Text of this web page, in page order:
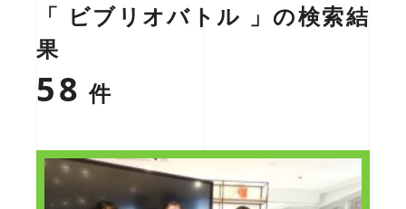
「 ビブリオバトル 」の検索結
果
58 件